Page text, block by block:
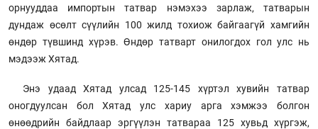
орнууддаа импортын татвар нэмэхээ зарлаж, татварын
дундаж өсөлт сүүлийн 100 жилд тохиож байгаагүй хамгийн
өндөр түвшинд хүрэв. Өндөр татварт онилогдох гол улс нь
мэдээж Хятад.
Энэ удаад Хятад улсад 125-145 хүртэл хувийн татвар
оногдуулсан бол Хятад улс хариу арга хэмжээ болгон
өнөөдрийн байдлаар эргүүлэн татвараа 125 хувьд хүргэж,